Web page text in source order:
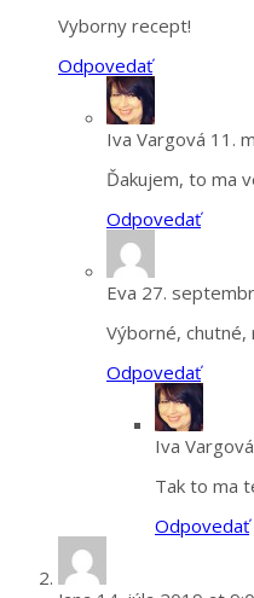
Vyborny recept!
Odpovedať
Iva Vargová 11.
Ďakujem, to ma
Odpovedať
Eva 27.
Výborné, chutné,
Odpovedať
Iva Vargová
Tak to ma
Odpovedať